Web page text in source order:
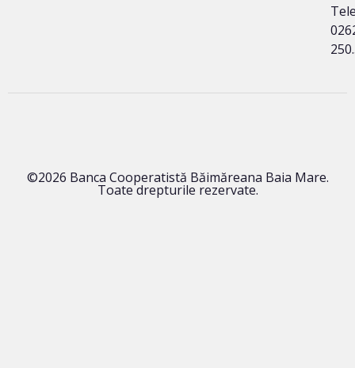
©2026 Banca Cooperatistă Băimăreana Baia Mare.
Toate drepturile rezervate.